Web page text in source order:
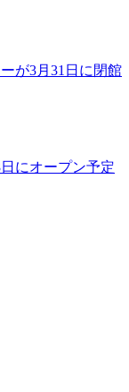
が3月31日に閉館
にオープン予定